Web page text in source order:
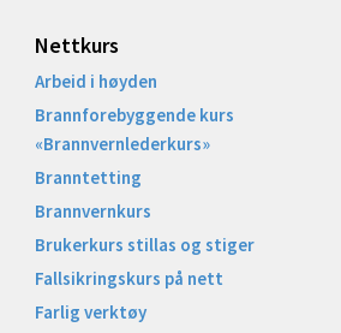
Nettkurs
Arbeid i høyden
Brannforebyggende kurs
«Brannvernlederkurs»
Branntetting
Brannvernkurs
Brukerkurs stillas og stiger
Fallsikringskurs på nett
Farlig verktøy